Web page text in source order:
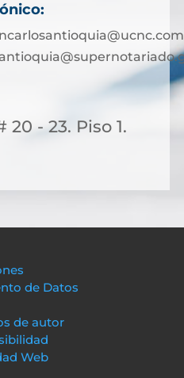
20 - 23. Piso 1.
de Datos
de autor
Web